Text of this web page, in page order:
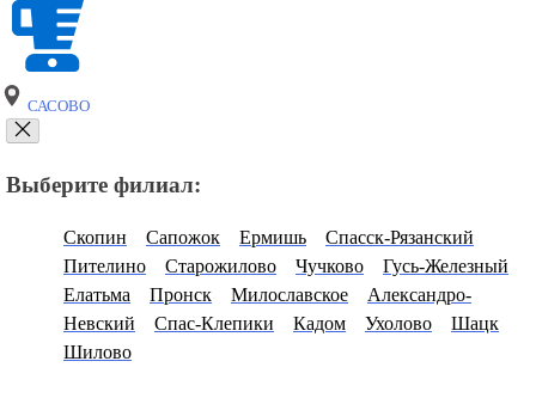
САСОВО
Выберите филиал:
Скопин Сапожок Ермишь
Спасск-Рязанский
Пителино
Старожилово Чучково
Гусь-Железный
Елатьма
Пронск Милославское
Александро-
Невский
Спас-Клепики Кадом Ухолово
Шацк
Шилово